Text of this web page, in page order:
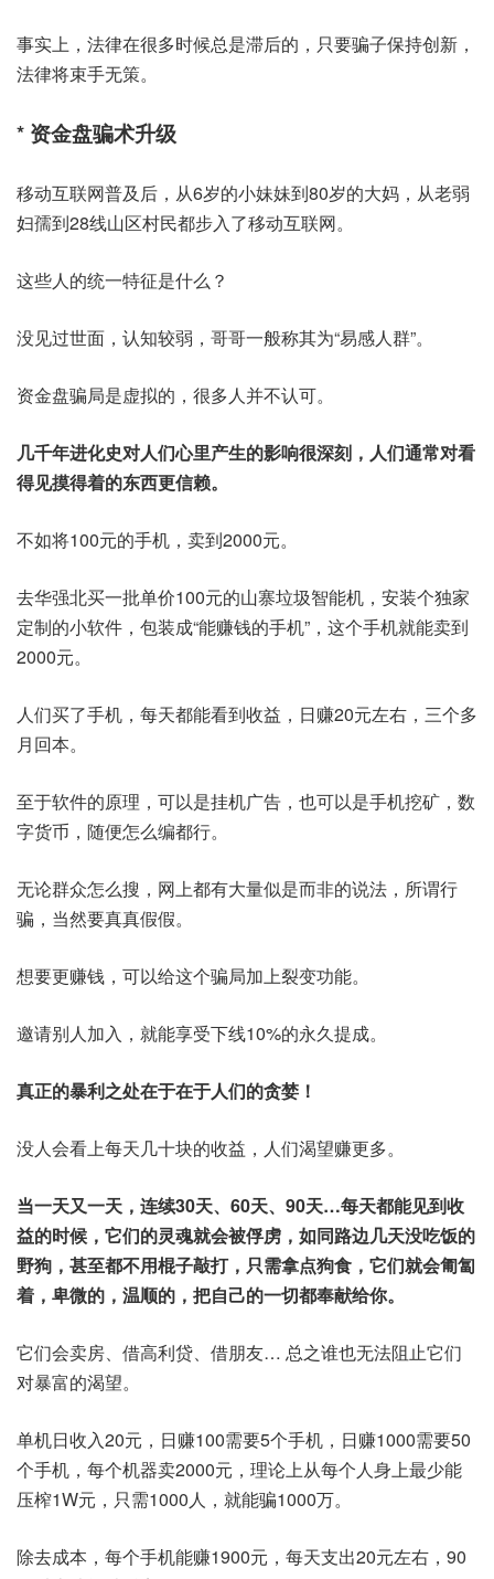
事实上，法律在很多时候总是滞后的，只要骗子保持创新，
法律将束手无策。
* 资金盘骗术升级
移动互联网普及后，从6岁的小妹妹到80岁的大妈，从老弱
妇孺到28线山区村民都步入了移动互联网。
这些人的统一特征是什么？
没见过世面，认知较弱，哥哥一般称其为“易感人群”。
资金盘骗局是虚拟的，很多人并不认可。
几千年进化史对人们心里产生的影响很深刻，人们通常对看
得见摸得着的东西更信赖。
不如将100元的手机，卖到2000元。
去华强北买一批单价100元的山寨垃圾智能机，安装个独家
定制的小软件，包装成“能赚钱的手机”，这个手机就能卖到
2000元。
人们买了手机，每天都能看到收益，日赚20元左右，三个多
月回本。
至于软件的原理，可以是挂机广告，也可以是手机挖矿，数
字货币，随便怎么编都行。
无论群众怎么搜，网上都有大量似是而非的说法，所谓行
骗，当然要真真假假。
想要更赚钱，可以给这个骗局加上裂变功能。
邀请别人加入，就能享受下线10%的永久提成。
真正的暴利之处在于在于人们的贪婪！
没人会看上每天几十块的收益，人们渴望赚更多。
当一天又一天，连续30天、60天、90天…每天都能见到收
益的时候，它们的灵魂就会被俘虏，如同路边几天没吃饭的
野狗，甚至都不用棍子敲打，只需拿点狗食，它们就会匍匐
着，卑微的，温顺的，把自己的一切都奉献给你。
它们会卖房、借高利贷、借朋友… 总之谁也无法阻止它们
对暴富的渴望。
单机日收入20元，日赚100需要5个手机，日赚1000需要50
个手机，每个机器卖2000元，理论上从每个人身上最少能
压榨1W元，只需1000人，就能骗1000万。
除去成本，每个手机能赚1900元，每天支出20元左右，90